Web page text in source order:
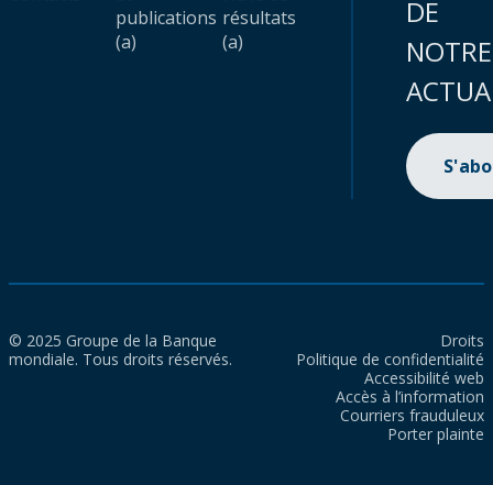
publications
(a)
résultats
(a)
DE
NOTRE
© 2025 Groupe de la Banque
mondiale. Tous droits réservés.
Droits
Politique de confidentialité
Accessibilité web
Accès à l’information
Courriers frauduleux
Porter plainte